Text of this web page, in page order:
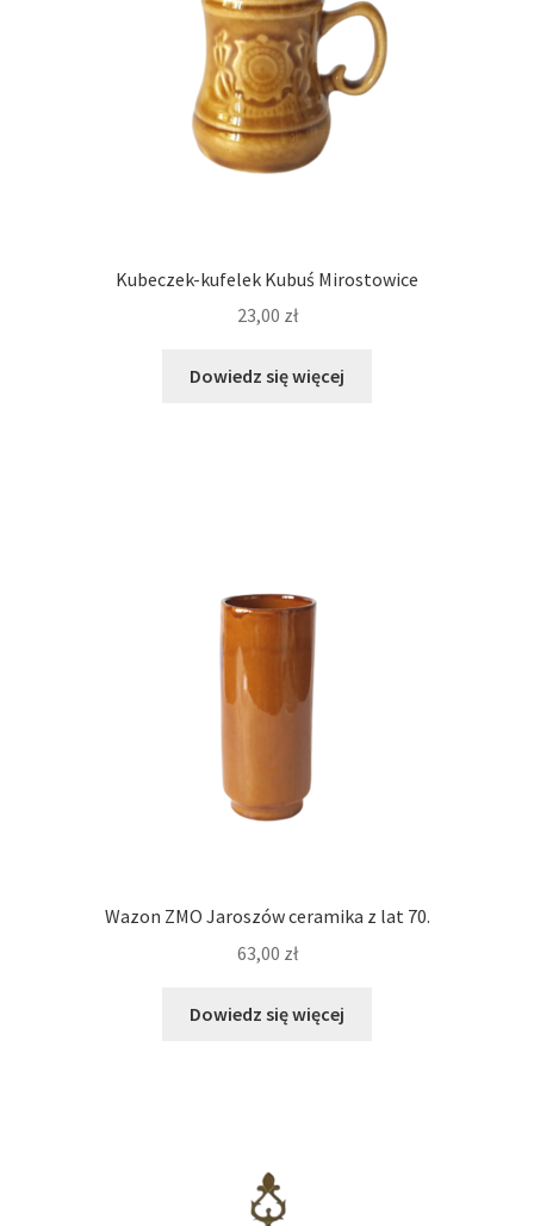
Kubeczek-kufelek Kubuś Mirostowice
23,00 zł
Dowiedz się więcej
Wazon ZMO Jaroszów ceramika z lat 70.
63,00 zł
Dowiedz się więcej